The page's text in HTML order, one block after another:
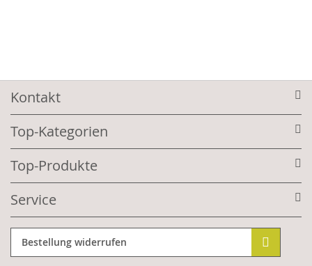
Kontakt
Top-Kategorien
Top-Produkte
Service
Bestellung widerrufen